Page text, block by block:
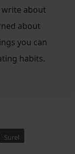
about
about
you can
habits.
Surel